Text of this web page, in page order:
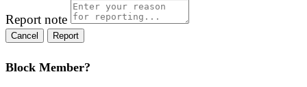
Report note
Report
Block Member?